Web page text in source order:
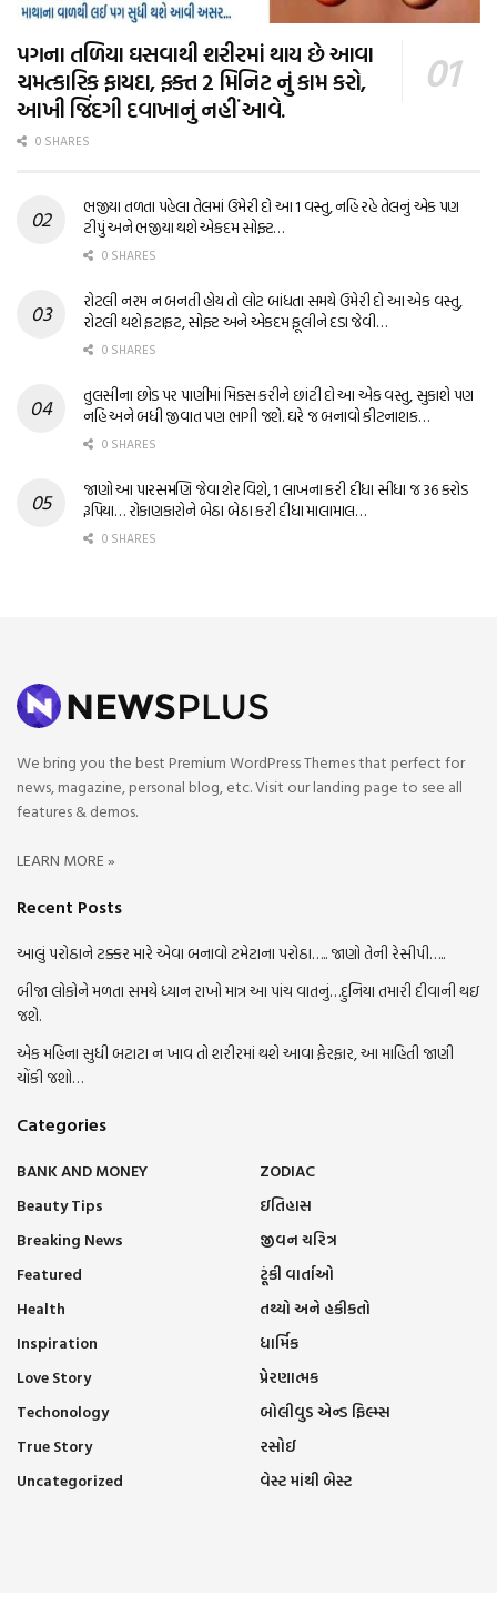
પગના તળિયા ઘસવાથી શરીરમાં થાય છે આવા
ચમત્કારિક ફાયદા, ફક્ત 2 મિનિટ નું કામ કરો,
આખી જિંદગી દવાખાનું નહીં આવે.
0 SHARES
ભજીયા તળતા પહેલા તેલમાં ઉમેરી દો આ 1 વસ્તુ, નહિ રહે તેલનું એક પણ
ટીપું અને ભજીયા થશે એકદમ સોફ્ટ…
0 SHARES
રોટલી નરમ ન બનતી હોય તો લોટ બાંધતા સમયે ઉમેરી દો આ એક વસ્તુ,
રોટલી થશે ફટાફટ, સોફ્ટ અને એકદમ ફૂલીને દડા જેવી…
0 SHARES
તુલસીના છોડ પર પાણીમાં મિક્સ કરીને છાંટી દો આ એક વસ્તુ, સુકાશે પણ
નહિ અને બધી જીવાત પણ ભાગી જશે. ઘરે જ બનાવો કીટનાશક…
0 SHARES
જાણો આ પારસમણિ જેવા શેર વિશે, 1 લાખના કરી દીધા સીધા જ 36 કરોડ
રૂપિયા… રોકાણકારોને બેઠા બેઠા કરી દીધા માલામાલ…
0 SHARES
We bring you the best Premium WordPress Themes that perfect for
news, magazine, personal blog, etc. Visit our landing page to see all
features & demos.
LEARN MORE »
Recent Posts
આલું પરોઠાને ટક્કર મારે એવા બનાવો ટમેટાના પરોઠા….. જાણો તેની રેસીપી…..
બીજા લોકોને મળતા સમયે ધ્યાન રાખો માત્ર આ પાંચ વાતનું…દુનિયા તમારી દીવાની થઇ
જશે.
એક મહિના સુધી બટાટા ન ખાવ તો શરીરમાં થશે આવા ફેરફાર, આ માહિતી જાણી
ચોંકી જશો…
Categories
BANK AND MONEY
Beauty Tips
Breaking News
Featured
Health
Inspiration
Love Story
Techonology
True Story
Uncategorized
ZODIAC
ઇતિહાસ
જીવન ચરિત્ર
ટૂંકી વાર્તાઓ
તથ્યો અને હકીકતો
ધાર્મિક
પ્રેરણાત્મક
બોલીવુડ એન્ડ ફિલ્મ્સ
રસોઈ
વેસ્ટ માંથી બેસ્ટ